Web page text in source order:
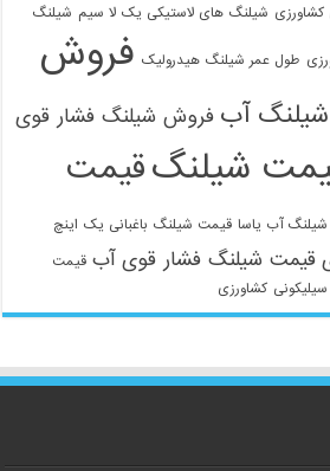
کشاورزی شیلنگ های لاستیکی یک لا سیم شیلنگ
طول عمر شیلنگ هیدرولیک فروش
آب فروش شیلنگ فشار قوی
شیلنگقیمت
آب یاسا قیمت شیلنگ باغبانی یک اینچ
قیمت شیلنگ فشار قوی آب قیمت
کشاورزی